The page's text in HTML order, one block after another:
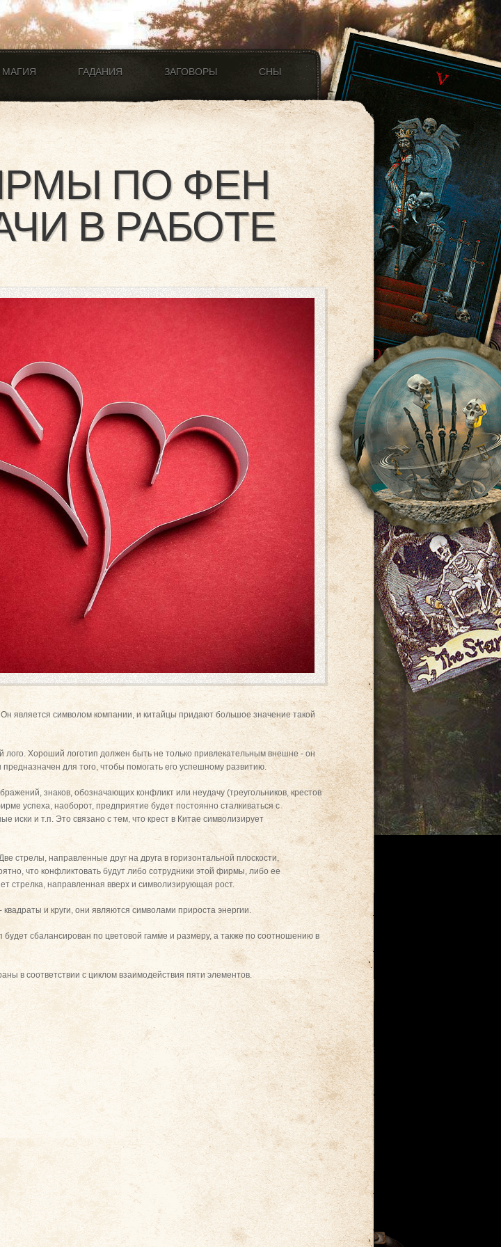
МАГИЯ ГАДАНИЯ ЗАГОВОРЫ СНЫ
ПО ФЕН
В РАБОТЕ
является символом компании, и китайцы придают большое значение такой
Хороший логотип должен быть не только привлекательным внешне - он
для того, чтобы помогать его успешному развитию.
знаков, обозначающих конфликт или неудачу (треугольников, крестов
успеха, наоборот, предприятие будет постоянно сталкиваться с
иски и т.п. Это связано с тем, что крест в Китае символизирует
стрелы, направленные друг на друга в горизонтальной плоскости,
что конфликтовать будут либо сотрудники этой фирмы, либо ее
стрелка, направленная вверх и символизирующая рост.
и круги, они являются символами прироста энергии.
будет сбалансирован по цветовой гамме и размеру, а также по соотношению в
в соответствии с циклом взаимодействия пяти элементов.